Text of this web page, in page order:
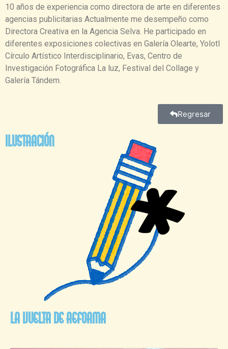
Ilustración
La vuelta de Reforma
10 años de experiencia como directora de arte en diferentes
agencias publicitarias Actualmente me desempeño como
Directora Creativa en la Agencia Selva. He participado en
diferentes exposiciones colectivas en Galería Olearte, Yolotl
Círculo Artístico Interdisciplinario, Evas, Centro de
Investigación Fotográfica La luz, Festival del Collage y
Galería Tándem.
Regresar